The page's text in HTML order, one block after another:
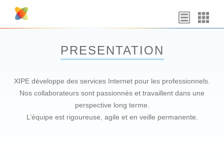
content
PRESENTATION
XIPE développe des services Internet pour les professionnels.
Nos collaborateurs sont passionnés et travaillent dans une
perspective long terme.
L’équipe est rigoureuse, agile et en veille permanente.